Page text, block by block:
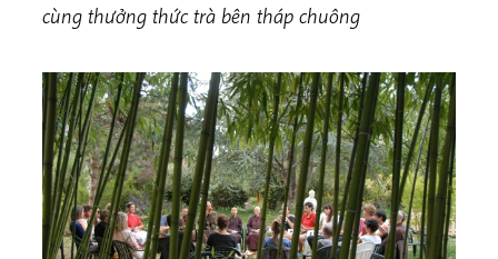
cùng thưởng thức trà bên tháp chuông